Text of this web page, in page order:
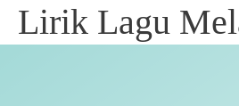
SkipLirik Lagu